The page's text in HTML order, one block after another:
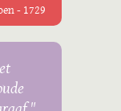
- 1729